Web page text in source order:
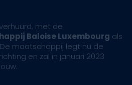
met de
Baloise Luxembourg als
maatschappij legt nu de
en zal in januari 2023